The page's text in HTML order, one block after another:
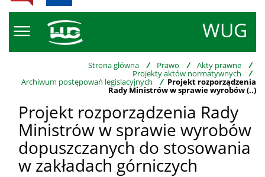
WUG
Strona główna / Prawo / Akty prawne /
Projekty aktów normatywnych /
Archiwum postępowań legislacyjnych / Projekt rozporządzenia
Rady Ministrów w sprawie wyrobów (..)
Projekt rozporządzenia Rady
Ministrów w sprawie wyrobów
dopuszczanych do stosowania
w zakładach górniczych